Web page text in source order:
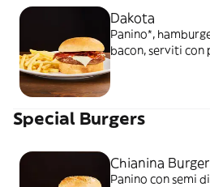
Dakota
Panino*,
bacon, serviti con
Special Burgers
Chianina
Panino con semi